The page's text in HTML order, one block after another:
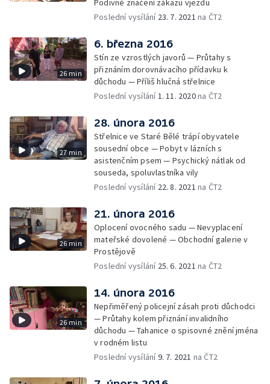
Podivné značení zákazu vjezdu
Poslední vysílání 23. 7. 2021 na ČT2
26 min
6. března 2016
Stín ze vzrostlých javorů — Průtahy s
přiznáním dorovnávacího přídavku k
důchodu — Příliš hlučná střelnice
Poslední vysílání1. 11. 2020na ČT2
27 min
28. února 2016
Střelnice ve Staré Bělé trápí obyvatele
sousední obce — Pobyt v lázních s
asistenčním psem — Psychický nátlak od
souseda, spoluvlastníka vily
Poslední vysílání 22. 8. 2021 na ČT2
26 min
21. února 2016
Oplocení ovocného sadu — Nevyplacení
mateřské dovolené — Obchodní galerie v
Prostějově
Poslední vysílání 25. 6. 2021 na ČT2
26 min
14. února 2016
Nepřiměřený policejní zásah proti důchodci
— Průtahy kolem přiznání invalidního
důchodu — Tahanice o spisovné znění jména
v rodném listu
Poslední vysílání9. 7. 2021 na ČT2